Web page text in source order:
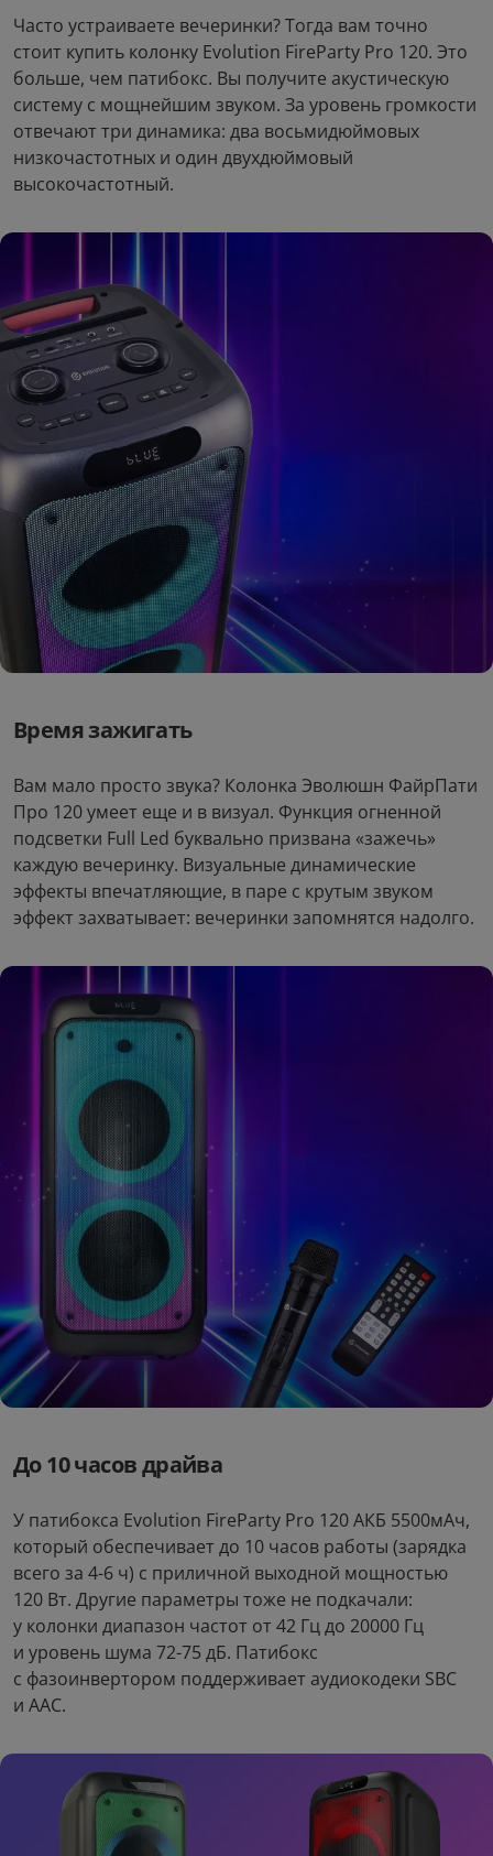
Часто устраиваете вечеринки? Тогда вам точно
стоит купить колонку Evolution FireParty Pro 120. Это
больше, чем патибокс. Вы получите акустическую
систему с мощнейшим звуком. За уровень громкости
отвечают три динамика: два восьмидюймовых
низкочастотных и один двухдюймовый
высокочастотный.
Время зажигать
Вам мало просто звука? Колонка Эволюшн ФайрПати
Про 120 умеет еще и в визуал. Функция огненной
подсветки Full Led буквально призвана «зажечь»
каждую вечеринку. Визуальные динамические
эффекты впечатляющие, в паре с крутым звуком
эффект захватывает: вечеринки запомнятся надолго.
До 10 часов драйва
У патибокса Evolution FireParty Pro 120 АКБ 5500мАч,
который обеспечивает до 10 часов работы (зарядка
всего за 4-6 ч) с приличной выходной мощностью
120 Вт. Другие параметры тоже не подкачали:
у колонки диапазон частот от 42 Гц до 20000 Гц
и уровень шума 72-75 дБ. Патибокс
с фазоинвертором поддерживает аудиокодеки SBC
и AAC.